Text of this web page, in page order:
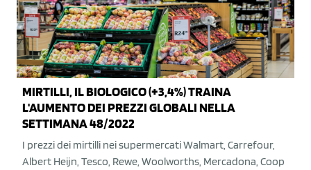
MIRTILLI, IL BIOLOGICO (+3,4%) TRAINA
L'AUMENTO DEI PREZZI GLOBALI NELLA
SETTIMANA 48/2022
I prezzi dei mirtilli nei supermercati Walmart, Carrefour,
Albert Heijn, Tesco, Rewe, Woolworths, Mercadona, Coop